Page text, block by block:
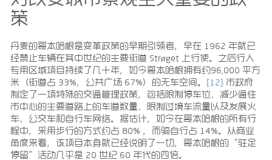
策
丹麦的哥本哈根是变革政策的早期引领者，早在 1962 年就已
经禁止车辆在其中世纪的主要街道 Strøget 上行使。之后行人
专用区域项目持续了几十年，如今哥本哈根拥有约96,000 平方
米（街道占 33%，公共广场 67%）的无车空间。 [12] 市政府
制定了一项特殊的交通管理政策，包括限制停车位、减少通往
市中心的主要道路上的车道数量、限制过境车流量以及发展火
车、公交车和自行车网络。据估计，如今在哥本哈根的所有行
程中，采用步行的方式约占 80% ，而骑自行占 14%。从商业
角度来看，该项目本身就已经说明了一切，哥本哈根的“驻足
停留”活动几乎是 20 世纪 60 年代的四倍。